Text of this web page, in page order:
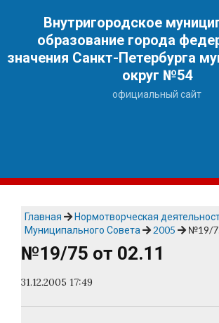
Внутригородское
образование города
значения Санкт-Петербурга
округ №54
официальный сайт
Главная Нормотворческая
Муниципального Совета
2005 №19/
№19/75 от 02.11
31.12.2005 17:49